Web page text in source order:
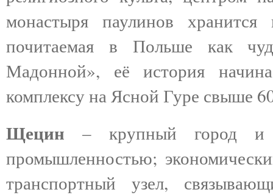
монастыря паулинов
почитаемая в Польше как
Мадонной», её история
комплексу на Ясной Гуре свыше
Щецин – крупный город и
промышленностью;
транспортный узел,